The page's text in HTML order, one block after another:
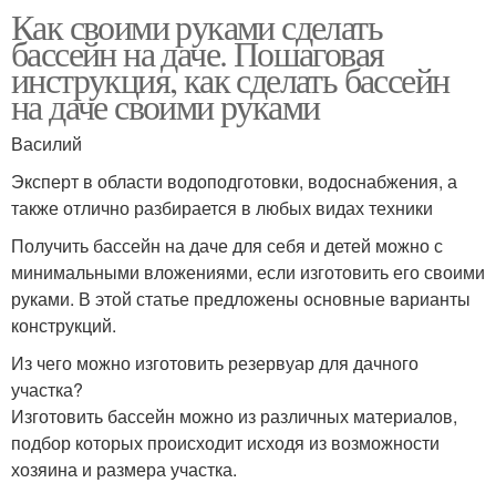
Как своими руками сделать
бассейн на даче. Пошаговая
инструкция, как сделать бассейн
на даче своими руками
Василий
Эксперт в области водоподготовки, водоснабжения, а
также отлично разбирается в любых видах техники
Получить бассейн на даче для себя и детей можно с
минимальными вложениями, если изготовить его своими
руками. В этой статье предложены основные варианты
конструкций.
Из чего можно изготовить резервуар для дачного
участка?
Изготовить бассейн можно из различных материалов,
подбор которых происходит исходя из возможности
хозяина и размера участка.